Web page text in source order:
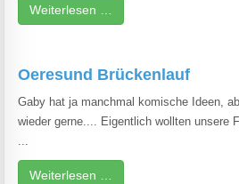
Weiterlesen …
Oeresund Brückenlauf
Gaby hat ja manchmal komische Ideen,
wieder gerne.... Eigentlich wollten unsere
...
Weiterlesen …